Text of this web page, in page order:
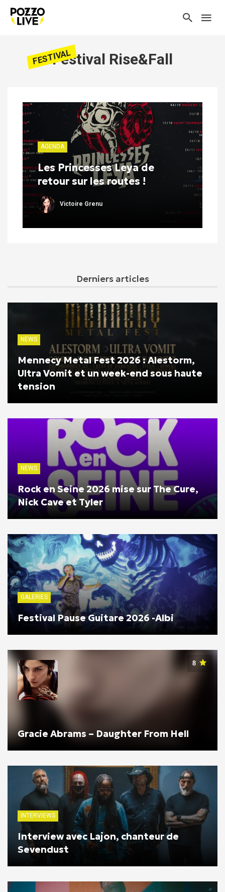
FESTIVALFestival Rise&Fall
AGENDA
Les Princesses Leya de
retour sur les routes !
Victoire Grenu
Derniers articles
NEWS
Mennecy Metal Fest 2026 : Alestorm,
Ultra Vomit et un week-end sous haute
tension
NEWS
Rock en Seine 2026 mise sur The Cure,
Nick Cave et Tyler
GALERIES
Festival Pause Guitare 2026 -Albi
8
Gracie Abrams – Daughter From Hell
INTERVIEWS
Interview avec Lajon, chanteur de
Sevendust